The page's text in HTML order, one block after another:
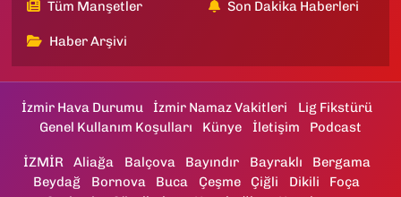
Tüm Manşetler Son Dakika Haberleri
Haber Arşivi
İzmir Hava Durumu İzmir Namaz Vakitleri
Lig Fikstürü
Genel Kullanım Koşulları
Künye İletişim Podcast
İZMİR Aliağa Balçova Bayındır Bayraklı
Bergama
Beydağ
Bornova Buca Çeşme Çiğli Dikili
Foça